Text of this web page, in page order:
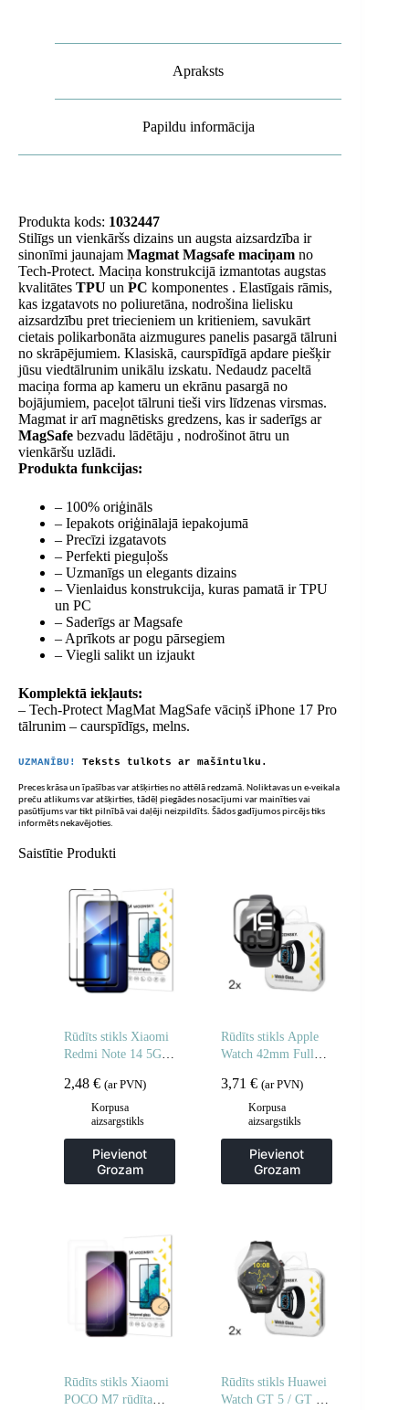
Apraksts
Papildu informācija
Produkta kods: 1032447
Stilīgs un vienkāršs dizains un augsta aizsardzība ir
sinonīmi jaunajam Magmat Magsafe maciņam no
Tech-Protect. Maciņa konstrukcijā izmantotas augstas
kvalitātes TPU un PC komponentes . Elastīgais rāmis,
kas izgatavots no poliuretāna, nodrošina lielisku
aizsardzību pret triecieniem un kritieniem, savukārt
cietais polikarbonāta aizmugures panelis pasargā tālruni
no skrāpējumiem. Klasiskā, caurspīdīgā apdare piešķir
jūsu viedtālrunim unikālu izskatu. Nedaudz paceltā
maciņa forma ap kameru un ekrānu pasargā no
bojājumiem, paceļot tālruni tieši virs līdzenas virsmas.
Magmat ir arī magnētisks gredzens, kas ir saderīgs ar
MagSafe bezvadu lādētāju , nodrošinot ātru un
vienkāršu uzlādi.
Produkta funkcijas:
– 100% oriģināls
– Iepakots oriģinālajā iepakojumā
– Precīzi izgatavots
– Perfekti pieguļošs
– Uzmanīgs un elegants dizains
– Vienlaidus konstrukcija, kuras pamatā ir TPU
un PC
– Saderīgs ar Magsafe
– Aprīkots ar pogu pārsegiem
– Viegli salikt un izjaukt
Komplektā iekļauts:
– Tech-Protect MagMat MagSafe vāciņš iPhone 17 Pro
tālrunim – caurspīdīgs, melns.
UZMANĪBU! Teksts tulkots ar mašīntulku.
Preces krāsa un īpašības var atšķirties no attēlā redzamā. Noliktavas un e-veikala
preču atlikums var atšķirties, tādēļ piegādes nosacījumi var mainīties vai
pasūtījums var tikt pilnībā vai daļēji neizpildīts. Šādos gadījumos pircējs tiks
informēts nekavējoties.
Saistītie Produkti
Rūdīts stikls Xiaomi
Redmi Note 14 5G /
līmējams rūdīts stikls
– 2 gab.
2,48 € (ar PVN)
Korpusa
aizsargstikls
Pievienot
Grozam
Rūdīts stikls Apple
Watch 42mm Full
3,71€ (ar PVN)
Korpusa
aizsargstikls
Pievienot
Grozam
Rūdīts stikls Xiaomi
POCO M7 rūdīta
Rūdīts stikls Huawei
Watch GT 5 / GT 5